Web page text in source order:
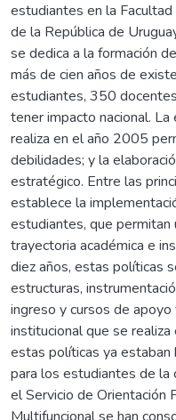
estudiantes en la
de la República de
se dedica a la formación
más de cien años de
estudiantes, 350
tener impacto nacional.
realiza en el año 2005
debilidades; y la
estratégico. Entre las
establece la
estudiantes, que permitan
trayectoria académica e
diez años, estas políticas
estructuras,
ingreso y cursos de apoyo
institucional que se
estas políticas ya
para los estudiantes de la
el Servicio de Orientación